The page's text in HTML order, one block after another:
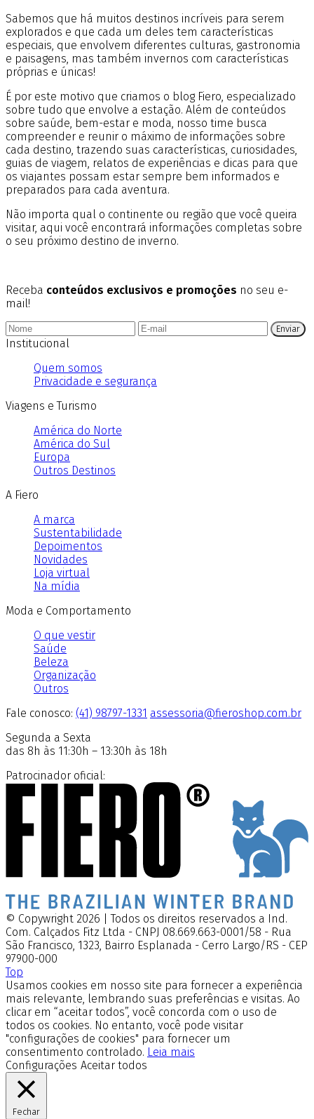
Sabemos que há muitos destinos incríveis para serem
explorados e que cada um deles tem características
especiais, que envolvem diferentes culturas, gastronomia
e paisagens, mas também invernos com características
próprias e únicas!
É por este motivo que criamos o blog Fiero, especializado
sobre tudo que envolve a estação. Além de conteúdos
sobre saúde, bem-estar e moda, nosso time busca
compreender e reunir o máximo de informações sobre
cada destino, trazendo suas características, curiosidades,
guias de viagem, relatos de experiências e dicas para que
os viajantes possam estar sempre bem informados e
preparados para cada aventura.
Não importa qual o continente ou região que você queira
visitar, aqui você encontrará informações completas sobre
o seu próximo destino de inverno.
Receba conteúdos exclusivos e promoções no seu e-
mail!
Enviar
Institucional
Quem somos
Privacidade e segurança
Viagens e Turismo
América do Norte
América do Sul
Europa
Outros Destinos
A Fiero
A marca
Sustentabilidade
Depoimentos
Novidades
Loja virtual
Na mídia
Moda e Comportamento
O que vestir
Saúde
Beleza
Organização
Outros
Fale conosco: (41) 98797-1331 assessoria@fieroshop.com.br
Segunda a Sexta
das 8h às 11:30h – 13:30h às 18h
Patrocinador oficial:
© Copywright 2026 | Todos os direitos reservados a Ind.
Com. Calçados Fitz Ltda - CNPJ 08.669.663-0001/58 - Rua
São Francisco, 1323, Bairro Esplanada - Cerro Largo/RS - CEP
97900-000
Top
Usamos cookies em nosso site para fornecer a experiência
mais relevante, lembrando suas preferências e visitas. Ao
clicar em “aceitar todos”, você concorda com o uso de
todos os cookies. No entanto, você pode visitar
"configurações de cookies" para fornecer um
consentimento controlado. Leia mais
Configurações Aceitar todos
Fechar